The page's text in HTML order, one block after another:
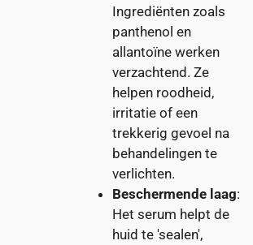
Ingrediënten zoals
panthenol en
allantoïne werken
verzachtend. Ze
helpen roodheid,
irritatie of een
trekkerig gevoel na
behandelingen te
verlichten.
Beschermende laag:
Het serum helpt de
huid te 'sealen',